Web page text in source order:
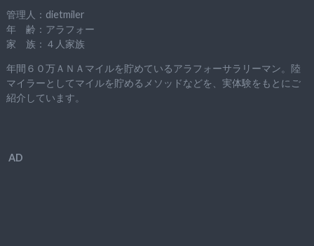
管理人：dietmiler
年 齢：アラフォー
家 族：４人家族
年間６０万ＡＮＡマイルを貯めているアラフォーサラリーマン。陸
マイラーとしてマイルを貯めるメソッドなどを、実体験をもとにご
紹介しています。
AD